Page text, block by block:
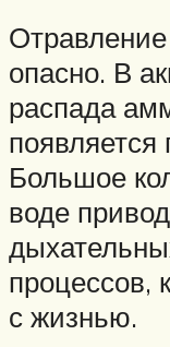
опасно. В
распада
появляется
Большое
воде
процессов,
с жизнью.